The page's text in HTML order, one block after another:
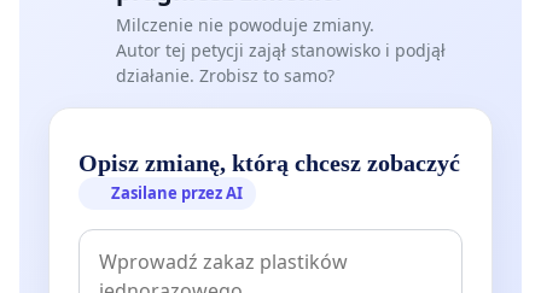
Milczenie nie powoduje zmiany.
Autor tej petycji zajął stanowisko i podjął
działanie. Zrobisz to samo?
Opisz zmianę, którą chcesz zobaczyć
Zasilane przez AI